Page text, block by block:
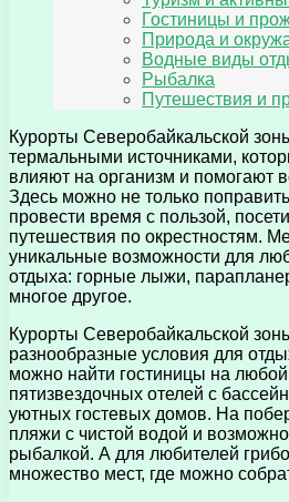
Гостиницы и
Природа и
Водные виды
Рыбалка
Путешествия и
Курорты Северобайкальской
термальными источниками,
влияют на организм и помогают
Здесь можно не только
провести время с пользой,
путешествия по окрестностям.
уникальные возможности для
отдыха: горные лыжи,
многое другое.
Курорты Северобайкальской
разнообразные условия для
можно найти гостиницы на любой
пятизвездочных отелей с
уютных гостевых домов. На
пляжи с чистой водой и
рыбалкой. А для любителей
множество мест, где можно